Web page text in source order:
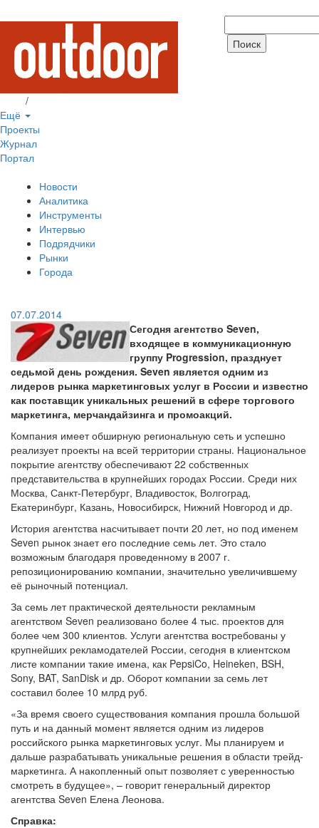
/
Ещё
Проекты
Журнал
Портал
Новости
Аналитика
Инструменты
Интервью
Подрядчики
Рынки
Города
07.07.2014
Сегодня агентство Seven,
входящее в коммуникационную
группу Progression, празднует
седьмой день рождения. Seven является одним из
лидеров рынка маркетинговых услуг в России и известно
как поставщик уникальных решений в сфере торгового
маркетинга, мерчандайзинга и промоакций.
Компания имеет обширную региональную сеть и успешно
реализует проекты на всей территории страны. Национальное
покрытие агентству обеспечивают 22 собственных
представительства в крупнейших городах России. Среди них
Москва, Санкт-Петербург, Владивосток, Волгоград,
Екатеринбург, Казань, Новосибирск, Нижний Новгород и др.
История агентства насчитывает почти 20 лет, но под именем
Seven рынок знает его последние семь лет. Это стало
возможным благодаря проведенному в 2007 г.
репозиционированию компании, значительно увеличившему
её рыночный потенциал.
За семь лет практической деятельности рекламным
агентством Seven реализовано более 4 тыс. проектов для
более чем 300 клиентов. Услуги агентства востребованы у
крупнейших рекламодателей России, сегодня в клиентском
листе компании такие имена, как PepsiCo, Heineken, BSH,
Sony, BAT, SanDisk и др. Оборот компании за семь лет
составил более 10 млрд руб.
«За время своего существования компания прошла большой
путь и на данный момент является одним из лидеров
российского рынка маркетинговых услуг. Мы планируем и
дальше разрабатывать уникальные решения в области трейд-
маркетинга. А накопленный опыт позволяет с уверенностью
смотреть в будущее», – говорит генеральный директор
агентства Seven Елена Леонова.
Справка: